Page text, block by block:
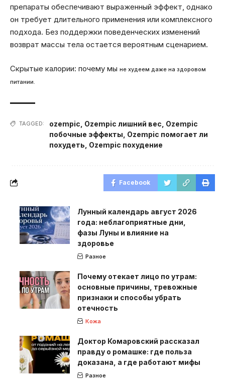
препараты обеспечивают выраженный эффект, однако
он требует длительного применения или комплексного
подхода. Без поддержки поведенческих изменений
возврат массы тела остается вероятным сценарием.
Скрытые калории: почему мы не худеем даже на здоровом
питании.
TAGGED: ozempic Ozempic лишний вес Ozempic
побочные эффекты Ozempic помогает ли
похудеть Ozempic похудение
Facebook
Лунный календарь август 2026
года: неблагоприятные дни,
фазы Луны и влияние на
здоровье
Разное
Почему отекает лицо по утрам:
основные причины, тревожные
признаки и способы убрать
отечность
Кожа
Доктор Комаровский рассказал
правду о ромашке: где польза
доказана, а где работают мифы
Разное